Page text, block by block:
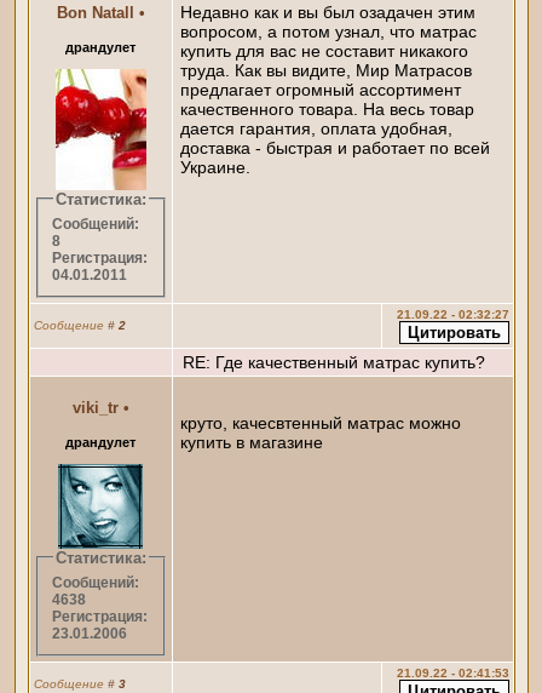
Bon Natall •
драндулет
Статистика:
Сообщений:
8
Регистрация:
04.01.2011
Недавно как и вы был озадачен этим
вопросом, а потом узнал, что матрас
купить для вас не составит никакого
труда. Как вы видите, Мир Матрасов
предлагает огромный ассортимент
качественного товара. На весь товар
дается гарантия, оплата удобная,
доставка - быстрая и работает по всей
Украине.
Сообщение # 2
21.09.22 - 02:32:27
RE: Где качественный матрас купить?
viki_tr •
драндулет
Статистика:
Сообщений:
4638
Регистрация:
23.01.2006
круто, качесвтенный матрас можно
купить в магазине
Сообщение # 3
21.09.22 - 02:41:53